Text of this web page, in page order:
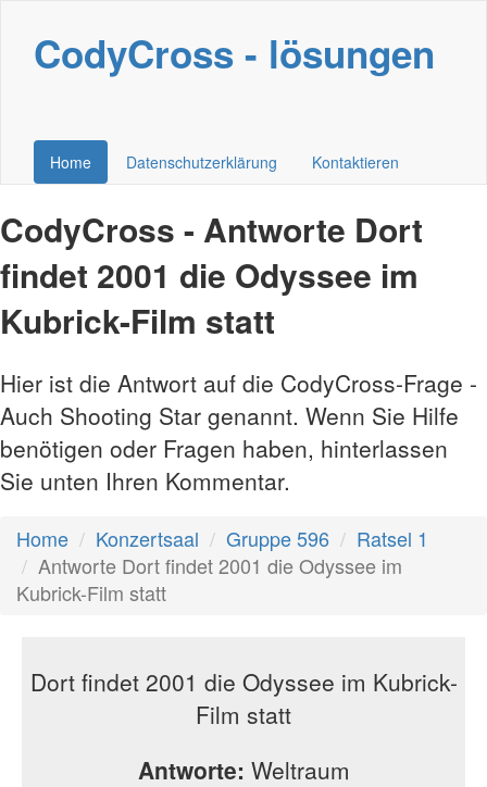
CodyCross - lösungen
Home Datenschutzerklärung Kontaktieren
CodyCross - Antworte Dort
findet 2001 die Odyssee im
Kubrick-Film statt
Hier ist die Antwort auf die CodyCross-Frage -
Auch Shooting Star genannt. Wenn Sie Hilfe
benötigen oder Fragen haben, hinterlassen
Sie unten Ihren Kommentar.
Home Konzertsaal Gruppe 596
Ratsel 1
Antworte Dort findet 2001 die Odyssee im
Kubrick-Film statt
Dort findet 2001 die Odyssee im Kubrick-
Film statt
Antworte: Weltraum